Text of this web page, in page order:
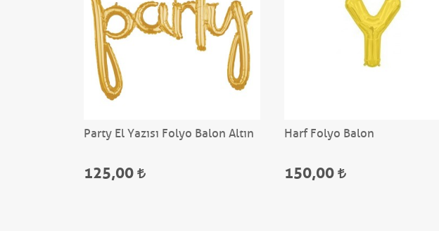
Party El Yazısı Folyo Balon Altın
125,00
Harf Folyo Balon
150,00